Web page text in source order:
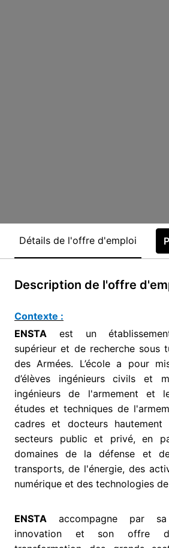
Détails de l'offre d'emploi
Description de l'offre
Contexte :
ENSTA est un établissement
supérieur et de recherche sous
des Armées. L’école a pour
d’élèves ingénieurs civils et
ingénieurs de l'armement et
études et techniques de
cadres et docteurs
secteurs public et privé, en
domaines de la défense et
transports, de l'énergie, des
numérique et des technologies
ENSTA accompagne par
innovation et son offre